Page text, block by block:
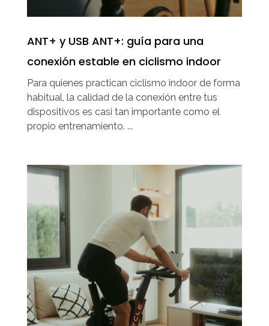
ANT+ y USB ANT+: guía para una
conexión estable en ciclismo indoor
Para quienes practican ciclismo indoor de forma
habitual, la calidad de la conexión entre tus
dispositivos es casi tan importante como el
propio entrenamiento. ...